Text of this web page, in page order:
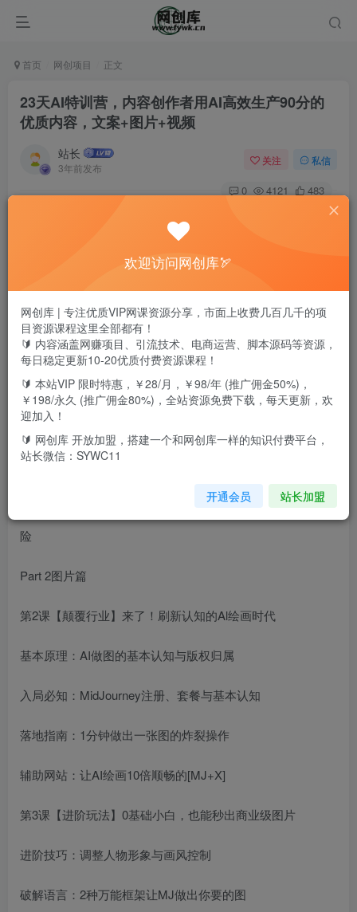
首页 网创项目 正文
23天AI特训营，内容创作者用AI高效生产90分的
优质内容，文案+图片+视频
站长
3年前发布
关注 私信
0 4121 483
课程大纲
Part1先导篇
AI时代10个真相：入局关键、增效方法、需求商机、重组风
险
Part 2图片篇
第2课【颠覆行业】来了！刷新认知的Al绘画时代
基本原理：AI做图的基本认知与版权归属
入局必知：MidJourney注册、套餐与基本认知
落地指南：1分钟做出一张图的炸裂操作
辅助网站：让AI绘画10倍顺畅的[MJ+X]
第3课【进阶玩法】0基础小白，也能秒出商业级图片
进阶技巧：调整人物形象与画风控制
破解语言：2种万能框架让MJ做出你要的图
欢迎访问网创库🏹
网创库 | 专注优质VIP网课资源分享，市面上收费几百几千的项
目资源课程这里全部都有！
🔰 内容涵盖网赚项目、引流技术、电商运营、脚本源码等资源，
每日稳定更新10-20优质付费资源课程！
🔰 本站VIP 限时特惠，￥28/月，￥98/年 (推广佣金50%)，
￥198/永久 (推广佣金80%)，全站资源免费下载，每天更新，欢
迎加入！
🔰 网创库 开放加盟，搭建一个和网创库一样的知识付费平台，
站长微信：SYWC11
开通会员 站长加盟